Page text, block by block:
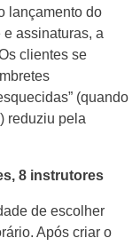
lançamento do
assinaturas, a
clientes se
(quando
reduziu pela
8 instrutores
de escolher
Após criar o